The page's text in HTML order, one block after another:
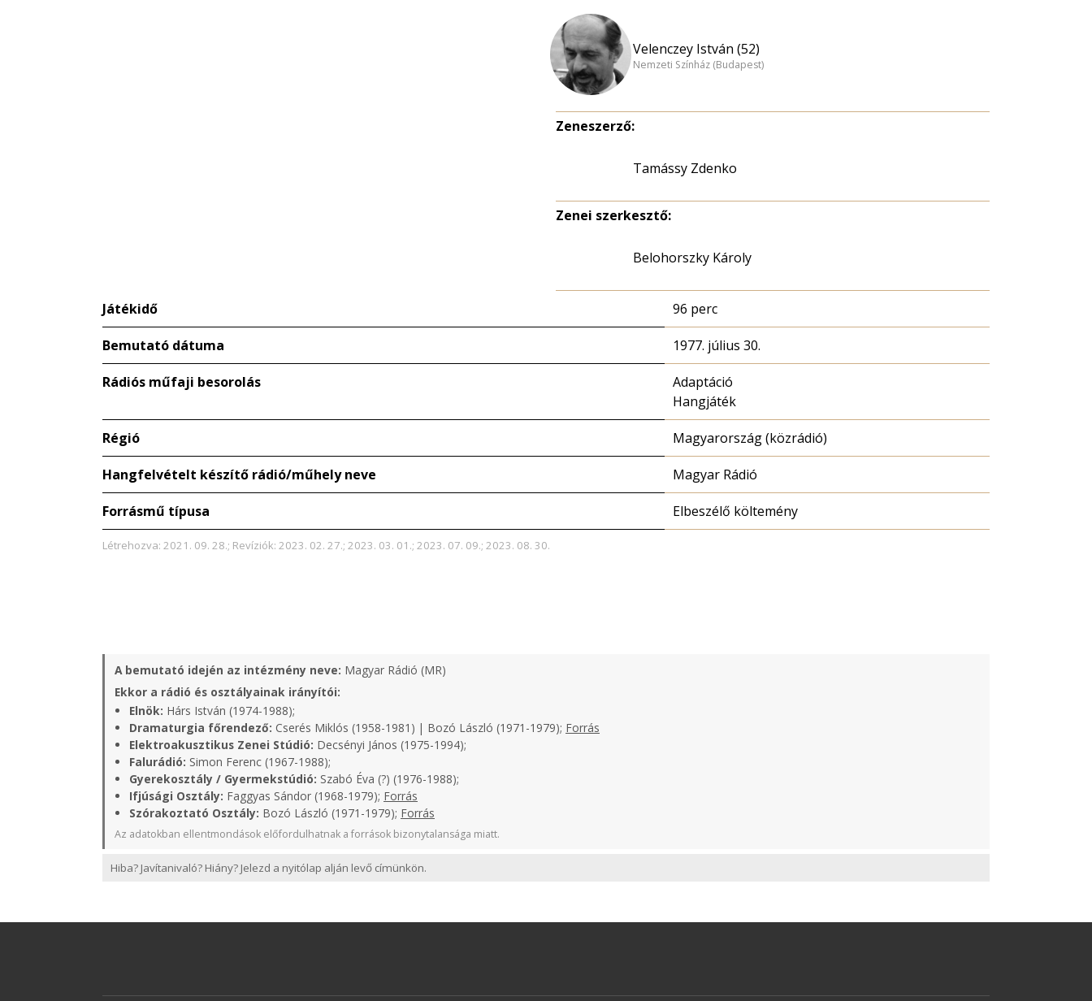
Velenczey István (52)
Nemzeti Színház (Budapest)
Zeneszerző:
Tamássy Zdenko
Zenei szerkesztő:
Belohorszky Károly
Játékidő 96 perc
Bemutató dátuma 1977. július 30.
Rádiós műfaji besorolás
Adaptáció
Hangjáték
Régió Magyarország (közrádió)
Hangfelvételt készítő rádió/műhely neve Magyar Rádió
Forrásmű típusa Elbeszélő költemény
Létrehozva: 2021. 09. 28.; Revíziók: 2023. 02. 27.; 2023. 03. 01.; 2023. 07. 09.; 2023. 08. 30.
A bemutató idején az intézmény neve: Magyar Rádió (MR)
Ekkor a rádió és osztályainak irányítói:
Elnök: Hárs István (1974-1988);
Dramaturgia főrendező: Cserés Miklós (1958-1981) | Bozó László (1971-1979); Forrás
Elektroakusztikus Zenei Stúdió: Decsényi János (1975-1994);
Falurádió: Simon Ferenc (1967-1988);
Gyerekosztály / Gyermekstúdió: Szabó Éva (?) (1976-1988);
Ifjúsági Osztály: Faggyas Sándor (1968-1979); Forrás
Szórakoztató Osztály: Bozó László (1971-1979); Forrás
Az adatokban ellentmondások előfordulhatnak a források bizonytalansága miatt.
Hiba? Javítanivaló? Hiány? Jelezd a nyitólap alján levő címünkön.